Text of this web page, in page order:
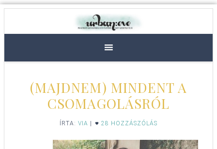
(MAJDNEM) MINDENT A
CSOMAGOLÁSRÓL
ÍRTA: VIA 28 HOZZÁSZÓLÁS